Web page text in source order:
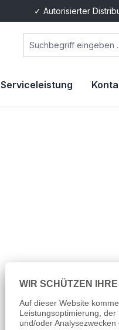
✓ Autorisierter
Serviceleistung